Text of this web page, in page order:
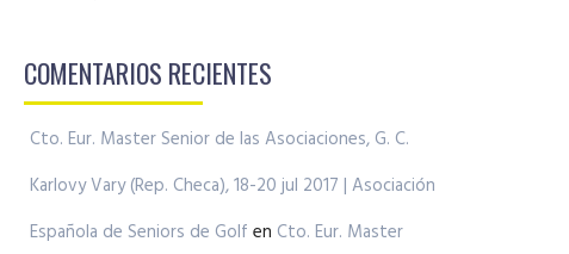
COMENTARIOS RECIENTES
Cto. Eur. Master Senior de las Asociaciones, G. C.
Karlovy Vary (Rep. Checa), 18-20 jul 2017 | Asociación
Española de Seniors de Golf en Cto. Eur. Master